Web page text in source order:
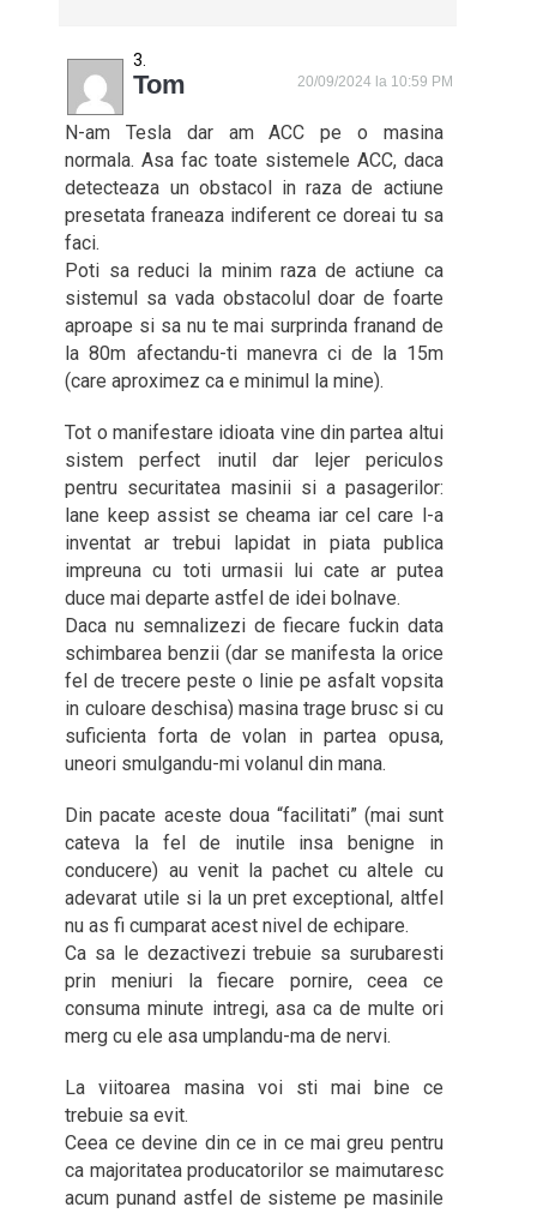
Tom 20/09/2024 la 10:59 PM
N-am Tesla dar am ACC pe o masina
normala. Asa fac toate sistemele ACC, daca
detecteaza un obstacol in raza de actiune
presetata franeaza indiferent ce doreai tu sa
faci.
Poti sa reduci la minim raza de actiune ca
sistemul sa vada obstacolul doar de foarte
aproape si sa nu te mai surprinda franand de
la 80m afectandu-ti manevra ci de la 15m
(care aproximez ca e minimul la mine).
Tot o manifestare idioata vine din partea altui
sistem perfect inutil dar lejer periculos
pentru securitatea masinii si a pasagerilor:
lane keep assist se cheama iar cel care l-a
inventat ar trebui lapidat in piata publica
impreuna cu toti urmasii lui cate ar putea
duce mai departe astfel de idei bolnave.
Daca nu semnalizezi de fiecare fuckin data
schimbarea benzii (dar se manifesta la orice
fel de trecere peste o linie pe asfalt vopsita
in culoare deschisa) masina trage brusc si cu
suficienta forta de volan in partea opusa,
uneori smulgandu-mi volanul din mana.
Din pacate aceste doua “facilitati” (mai sunt
cateva la fel de inutile insa benigne in
conducere) au venit la pachet cu altele cu
adevarat utile si la un pret exceptional, altfel
nu as fi cumparat acest nivel de echipare.
Ca sa le dezactivezi trebuie sa surubaresti
prin meniuri la fiecare pornire, ceea ce
consuma minute intregi, asa ca de multe ori
merg cu ele asa umplandu-ma de nervi.
La viitoarea masina voi sti mai bine ce
trebuie sa evit.
Ceea ce devine din ce in ce mai greu pentru
ca majoritatea producatorilor se maimutaresc
acum punand astfel de sisteme pe masinile